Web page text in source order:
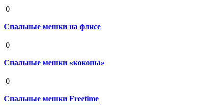
0
Спальные мешки на флисе
0
Спальные мешки «коконы»
0
Спальные мешки Freetime